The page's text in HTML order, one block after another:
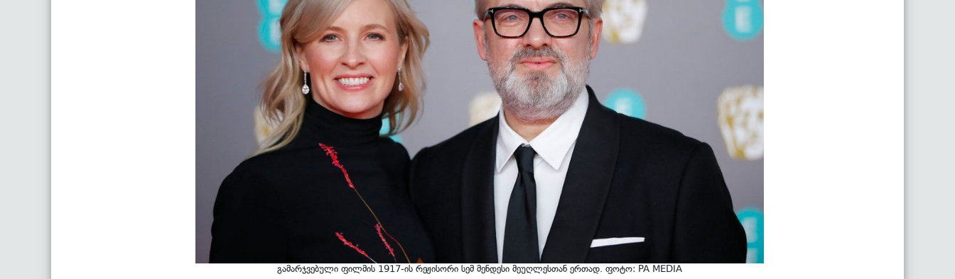
გამარჯვებული ფილმის 1917-ის რეჟისორი სემ მენდესი მეუღლესთან ერთად. ფოტო: PA MEDIA